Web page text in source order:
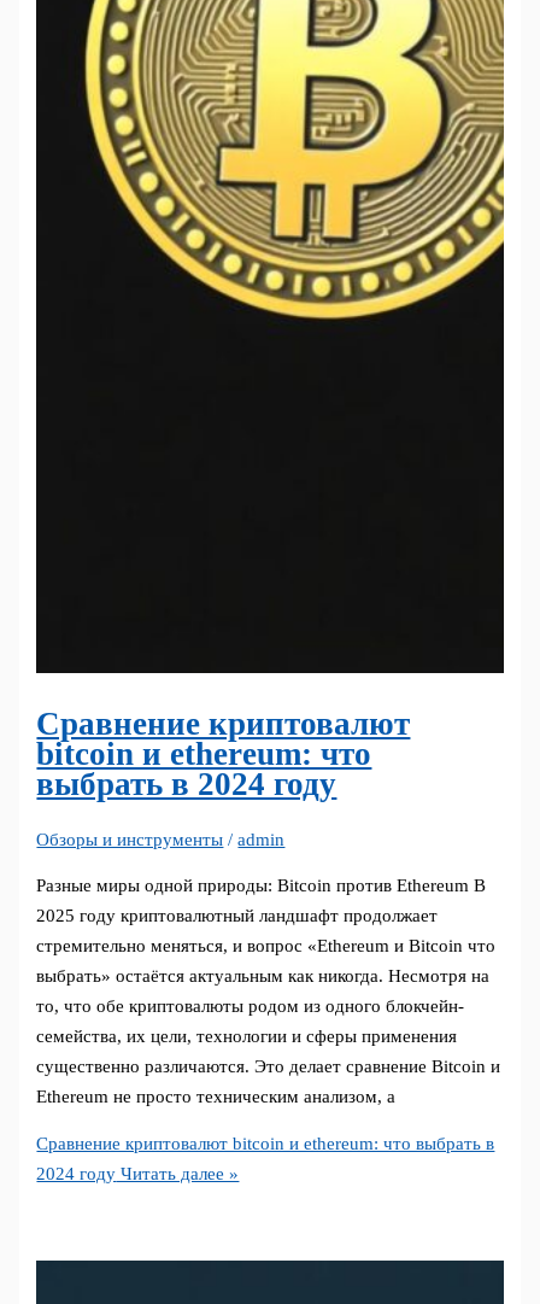
Сравнение криптовалют
bitcoin и ethereum: что
выбрать в 2024 году
Обзоры и инструменты /admin
Разные миры одной природы: Bitcoin против Ethereum В
2025 году криптовалютный ландшафт продолжает
стремительно меняться, и вопрос «Ethereum и Bitcoin что
выбрать» остаётся актуальным как никогда. Несмотря на
то, что обе криптовалюты родом из одного блокчейн-
семейства, их цели, технологии и сферы применения
существенно различаются. Это делает сравнение Bitcoin и
Ethereum не просто техническим анализом, а
Сравнение криптовалют bitcoin и ethereum: что выбрать в
2024 году Читать далее »